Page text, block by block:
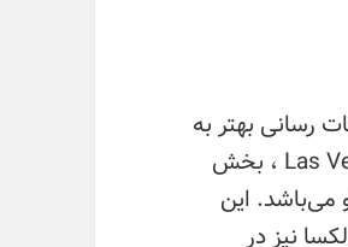
رسانی بهتر به
شهروندان بهره ببرد. بر اساس گزارشات آمده در مجله Las Vegas Review ، بخش
می‌باشد. این
نیز در